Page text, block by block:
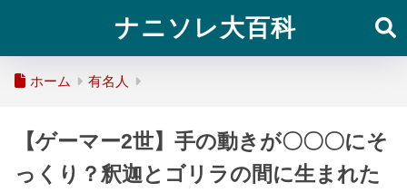
ナニソレ大百科
ホーム 有名人
【ゲーマー2世】手の動きが〇〇〇にそ
っくり？釈迦とゴリラの間に生まれた